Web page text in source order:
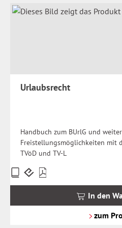
Urlaubsrecht
Handbuch zum BUrlG und
Freistellungsmöglichkeiten mit
TVöD und TV-L
Preise
inkl.
In den
zum